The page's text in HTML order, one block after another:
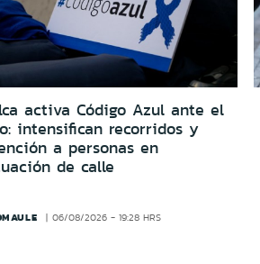
activa Código Azul ante el
intensifican recorridos y
a personas en
de calle
06/08/2026 - 19:28 HRS